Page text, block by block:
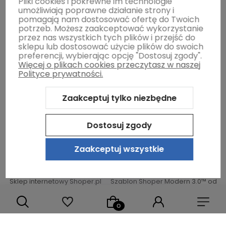
Moje konto
Gwarancja i zwroty
O firmie
Sklep internetowy Shoper.pl Szablon Shoper Modern 3.0™ od
umożliwiają poprawne działanie strony i
pomagają nam dostosować ofertę do Twoich
potrzeb. Możesz zaakceptować wykorzystanie
przez nas wszystkich tych plików i przejść do
sklepu lub dostosować użycie plików do swoich
preferencji, wybierając opcję "Dostosuj zgody".
Więcej o plikach cookies przeczytasz w naszej
Polityce prywatności.
Zaakceptuj tylko niezbędne
Dostosuj zgody
Zaakceptuj wszystkie